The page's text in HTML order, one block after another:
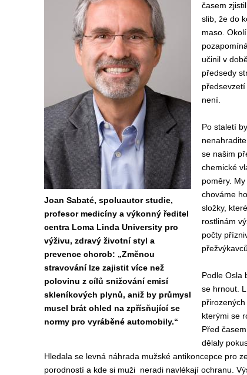
Joan Sabaté, spoluautor studie,
profesor medicíny a výkonný ředitel
centra Loma Linda University pro
výživu, zdravý životní styl a
prevence chorob: „Změnou
stravování lze zajistit více než
polovinu z cílů snižování emisí
skleníkových plynů, aniž by průmysl
musel brát ohled na zpřísňující se
normy pro vyráběné automobily.“
časem
slib, že do
maso.
učinil v
předsedy
není.
Po staletí
se našim
chemické
poměry.
chováme
složky,
rostlinám
počty
Podle Osla
se hrnout.
kterými se
Před
dělaly
Hledala se levná náhrada mužské antikoncepce pro
porodností a kde si muži neradi navlékají ochranu.